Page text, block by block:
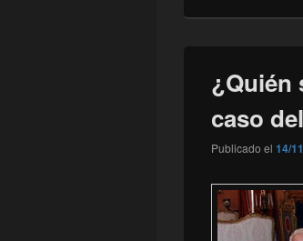
¿Quién
caso
Publicado el 14/